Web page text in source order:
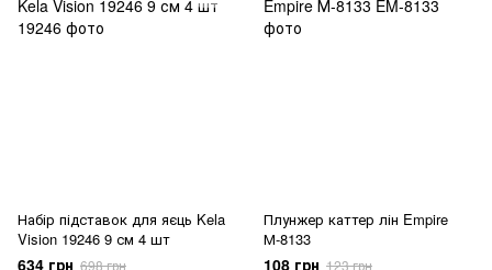
Набір підставок для яєць Kela
Vision 19246 9 см 4 шт
634 грн 698 грн
Плунжер каттер лін Empire
М-8133
108 грн 123 грн